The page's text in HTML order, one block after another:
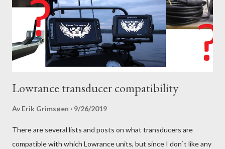
Lowrance transducer compatibility
Av Erik Grimsøen 9/26/2019
There are several lists and posts on what transducers are
compatible with which Lowrance units, but since I don`t like any